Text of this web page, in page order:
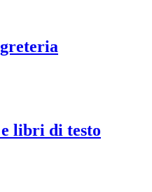
libri di testo